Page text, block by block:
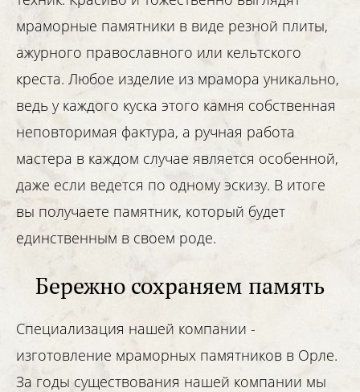
мраморные памятники в виде резной плиты,
ажурного православного или кельтского
креста. Любое изделие из мрамора уникально,
ведь у каждого куска этого камня собственная
неповторимая фактура, а ручная работа
мастера в каждом случае является особенной,
даже если ведется по одному эскизу. В итоге
вы получаете памятник, который будет
единственным в своем роде.
Бережно сохраняем память
Специализация нашей компании -
изготовление мраморных памятников в Орле.
За годы существования нашей компании мы